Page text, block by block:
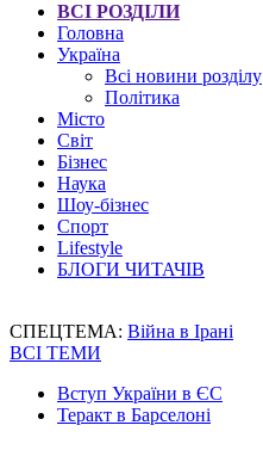
ВСІ РОЗДІЛИ
Головна
Україна
Всі новини розділу
Політика
Місто
Світ
Бізнес
Наука
Шоу-бізнес
Спорт
Lifestyle
БЛОГИ ЧИТАЧІВ
СПЕЦТЕМА: Війна в Ірані
ВСІ ТЕМИ
Вступ України в ЄС
Теракт в Барселоні